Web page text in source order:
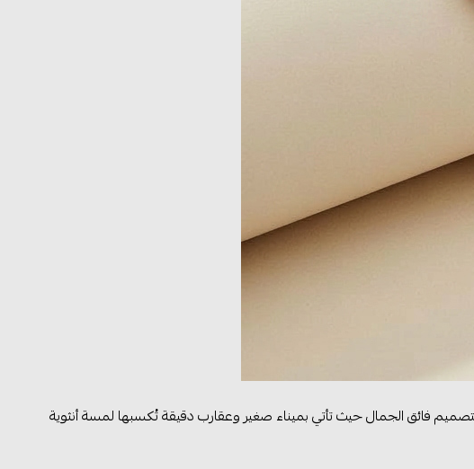
بتصميم فائق الجمال حيث تأتي بميناء صغير وعقارب دقيقة تُكسبها لمسة أنثوية